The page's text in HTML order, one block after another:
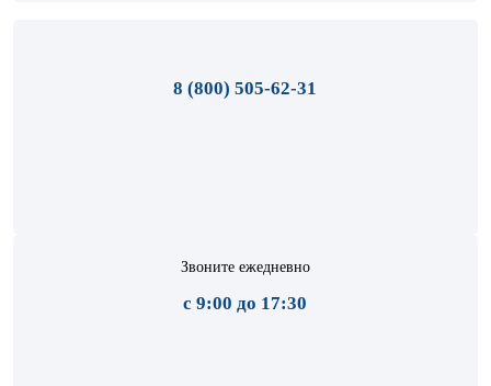
8 (800) 505-62-31
Звоните ежедневно
с 9:00 до 17:30